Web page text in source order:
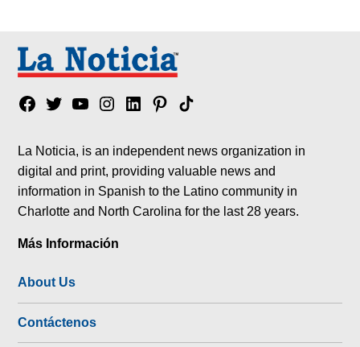
Facebook
TwitterYouTubeInstagram
LinkedinPinterest
Tik
La Noticia, is an independent news organization in
digital and print, providing valuable news and
information in Spanish to the Latino community in
Charlotte and North Carolina for the last 28 years.
Más Información
About Us
Contáctenos